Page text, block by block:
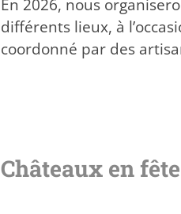
En 2026, nous
différents lieux, à
coordonné par des
Châteaux en fête